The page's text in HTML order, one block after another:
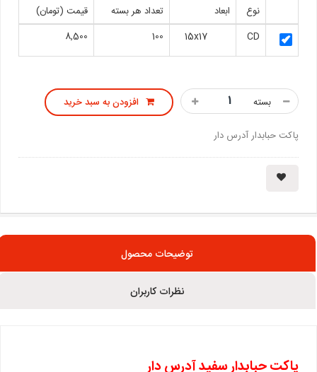
نوع ابعاد تعداد هر بسته
قیمت (تومان)
CD
15x17
100
8,500
بسته افزودن به سبد خرید
پاکت حبابدار آدرس دار
توضیحات محصول
نظرات کاربران
پاکت حبابدار سفید آدرس‌ دار